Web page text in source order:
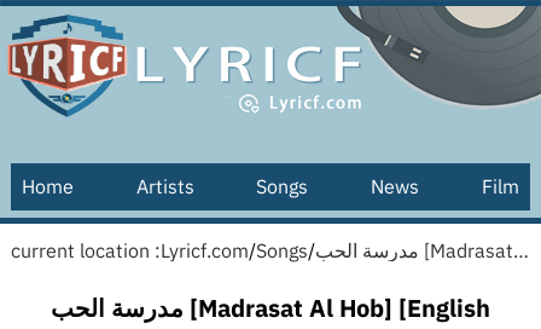
Home Artists Songs News Film
current location :Lyricf.com/Songs/ مدرسة الحب [Madrasat Al Hob] [English translation]
مدرسة الحب [Madrasat Al Hob] [English